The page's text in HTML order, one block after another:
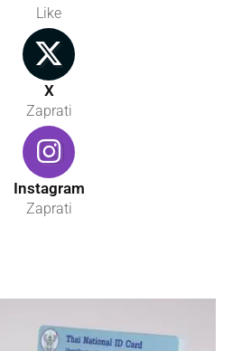
Like
X
Zaprati
Instagram
Zaprati